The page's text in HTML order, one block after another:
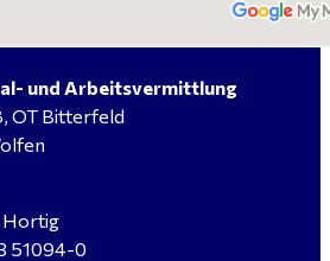
für ein festes Objekt in
gesucht
und Arbeitsvermittlung
OT Bitterfeld
Hortig
51094-0